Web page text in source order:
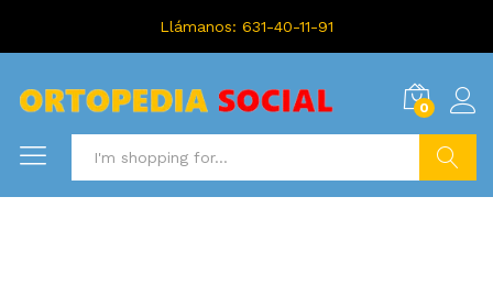
Llámanos: 631-40-11-91
0